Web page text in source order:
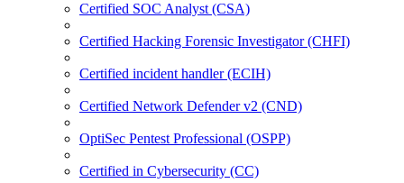
Certified SOC Analyst (CSA)
Certified Hacking Forensic Investigator (CHFI)
Certified incident handler (ECIH)
Certified Network Defender v2 (CND)
OptiSec Pentest Professional (OSPP)
Certified in Cybersecurity (CC)